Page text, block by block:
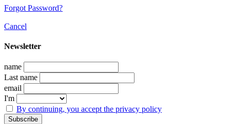
Forgot Password?
Cancel
Newsletter
name
Last name
email
I'm
By continuing, you accept the privacy policy